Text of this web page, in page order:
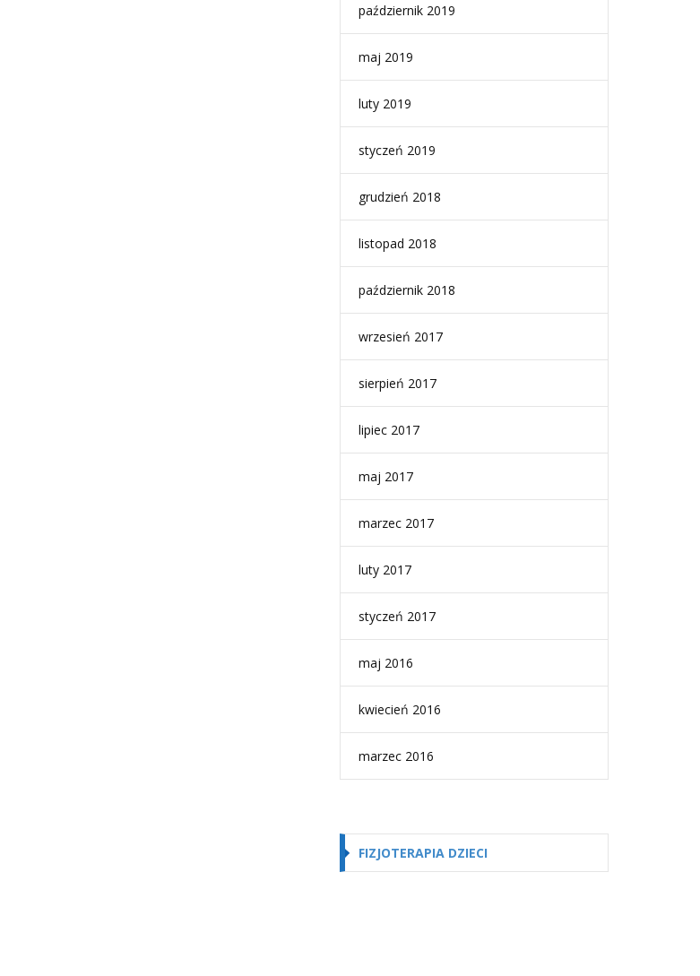
październik 2019
maj 2019
luty 2019
styczeń 2019
grudzień 2018
listopad 2018
październik 2018
wrzesień 2017
sierpień 2017
lipiec 2017
maj 2017
marzec 2017
luty 2017
styczeń 2017
maj 2016
kwiecień 2016
marzec 2016
FIZJOTERAPIA DZIECI